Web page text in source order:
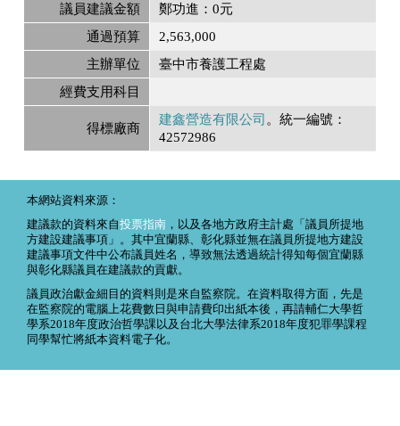
議員建議金額
鄭功進：0元
通過預算
2,563,000
主辦單位
臺中市養護工程處
經費支用科目
得標廠商
建鑫營造有限公司 。統一編號：
42572986
本網站資料來源：
建議款的資料來自投票指南 ，以及各地方政府主計處「議員所提地
方建設建議事項」。其中宜蘭縣、彰化縣並無在議員所提地方建設
建議事項文件中公布議員姓名，導致無法透過統計得知每個宜蘭縣
與彰化縣議員在建議款的貢獻。
議員政治獻金細目的資料則是來自監察院。在資料取得方面，先是
在監察院的電腦上花費數日與申請費印出紙本後，再請輔仁大學哲
學系2018年度政治哲學課以及台北大學法律系2018年度犯罪學課程
同學幫忙將紙本資料電子化。